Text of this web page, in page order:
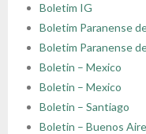
Boletim IG
Boletim Paranense
Boletim Paranense
Boletin – Mexico
Boletin – Mexico
Boletin – Santiago
Boletin – Buenos